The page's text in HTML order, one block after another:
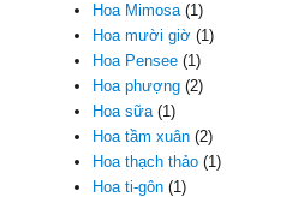
Hoa Mimosa(1)
Hoa mười giờ(1)
Hoa Pensee(1)
Hoa phượng(2)
Hoa sữa(1)
Hoa tầm xuân(2)
Hoa thạch thảo(1)
Hoa ti-gôn(1)